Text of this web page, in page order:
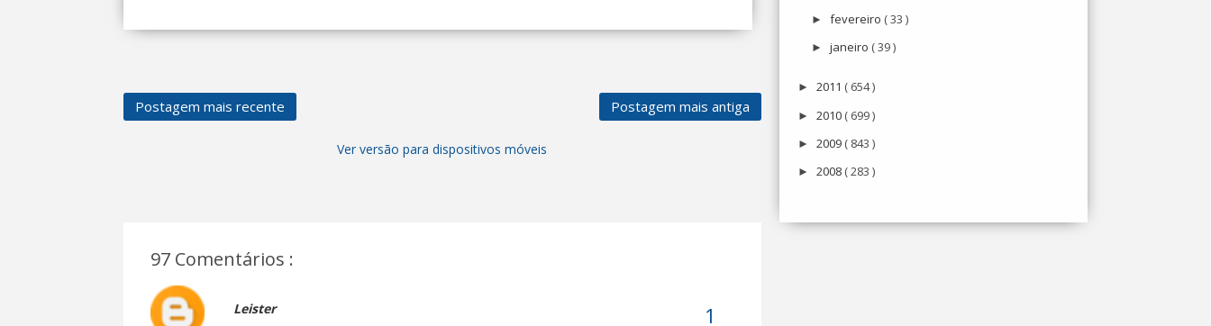
Postagem mais recente Postagem mais antiga
Ver versão para dispositivos móveis
97 Comentários :
Leister
►fevereiro ( 33 )
►janeiro ( 39 )
► 2011 ( 654 )
► 2010 ( 699 )
► 2009 ( 843 )
► 2008 ( 283 )